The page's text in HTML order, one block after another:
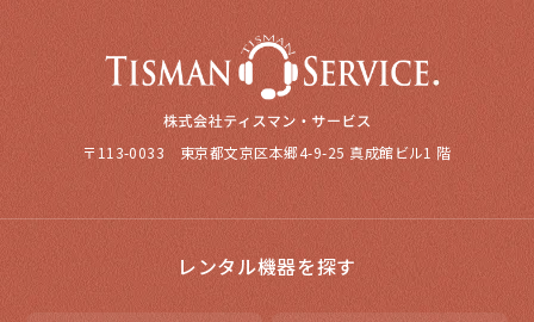
〒113-0033 東京都文京区本郷4-9-25 真成館ビル1 階
レンタル機器を探す